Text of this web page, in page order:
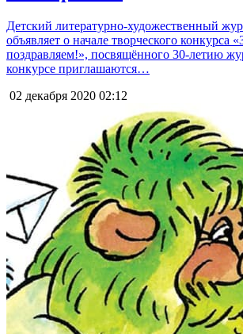
Детский литературно-художественный
объявляет о начале творческого конкурса
поздравляем!», посвящённого 30-летию
конкурсе приглашаются…
02 декабря 2020 02:12